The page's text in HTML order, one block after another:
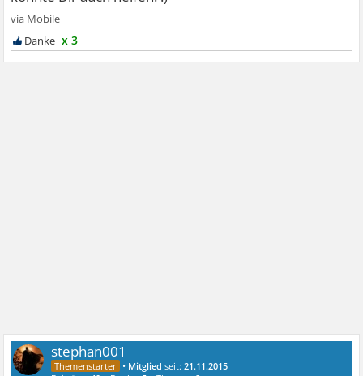
x 3
stephan001
• Mitglied seit:21.11.2015